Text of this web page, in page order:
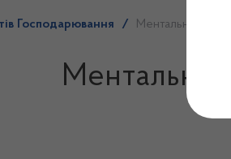
Господарювання / Ментальне
Ментальне